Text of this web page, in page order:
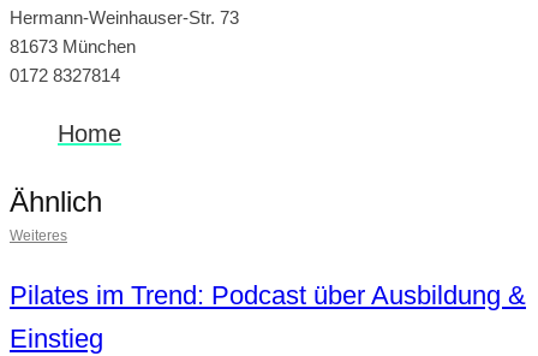
Hermann-Weinhauser-Str. 73
81673 München
0172 8327814
Home
Ähnlich
Weiteres
Pilates im Trend: Podcast über Ausbildung &
Einstieg